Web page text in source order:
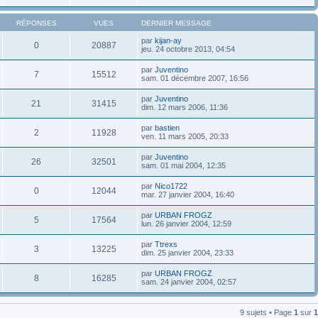
RÉPONSES VUES DERNIER MESSAGE
0 20887 par kijan-ay
jeu. 24 octobre 2013, 04:54
7 15512 par Juventino
sam. 01 décembre 2007, 16:56
21 31415 par Juventino
dim. 12 mars 2006, 11:36
2 11928 par bastien
ven. 11 mars 2005, 20:33
26 32501 par Juventino
sam. 01 mai 2004, 12:35
0 12044 par Nico1722
mar. 27 janvier 2004, 16:40
5 17564 par URBAN FROGZ
lun. 26 janvier 2004, 12:59
3 13225 par Ttrexs
dim. 25 janvier 2004, 23:33
8 16285 par URBAN FROGZ
sam. 24 janvier 2004, 02:57
9 sujets • Page 1 sur 1